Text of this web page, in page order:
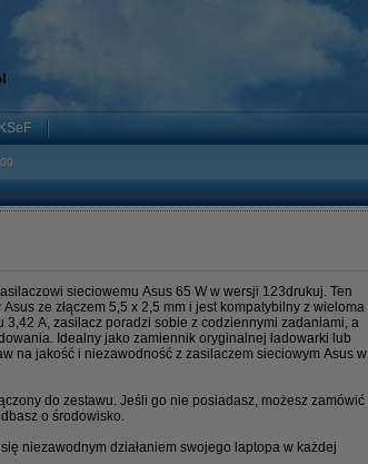
sieciowemu Asus 65 W w wersji 123drukuj. Ten
ze złączem 5,5 x 2,5 mm i jest kompatybilny z wieloma
A, zasilacz poradzi sobie z codziennymi zadaniami, a
Idealny jako zamiennik oryginalnej ładowarki lub
na jakość i niezawodność z zasilaczem sieciowym Asus w
do zestawu. Jeśli go nie posiadasz, możesz zamówić
o środowisko.
niezawodnym działaniem swojego laptopa w każdej